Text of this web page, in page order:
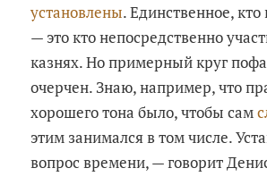
установлены. Единственное, кто
— это кто непосредственно
казнях. Но примерный круг
очерчен. Знаю, например, что
хорошего тона было, чтобы сам
этим занимался в том числе.
вопрос времени, — говорит